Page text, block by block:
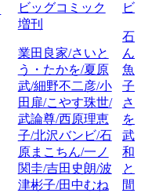
ビッグコミック
増刊
業田良家/さいと
う・たかを/夏原
武/細野不二彦/小
田扉/こやす珠世/
武論尊/西原理恵
子/北沢バンビ/石
原まこちん/一ノ
関圭/吉田史朗/波
津彬子/田中むね
ビ
石
ん
魚
子
さ
を
武/
和
と
間